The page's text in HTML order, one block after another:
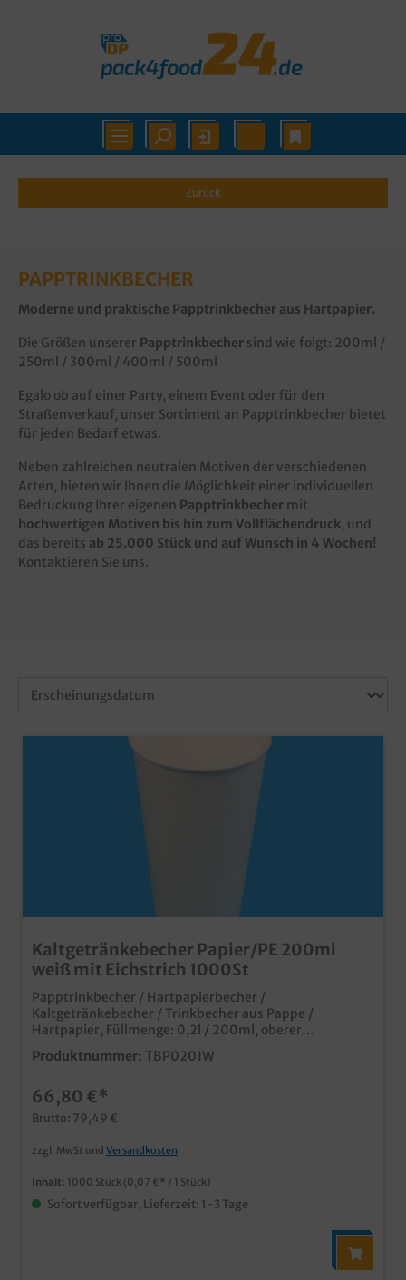
Zurück
PAPPTRINKBECHER
Moderne und praktische Papptrinkbecher aus Hartpapier.
Die Größen unserer Papptrinkbecher sind wie folgt: 200ml /
250ml / 300ml / 400ml / 500ml
Egalo ob auf einer Party, einem Event oder für den
Straßenverkauf, unser Sortiment an Papptrinkbecher bietet
für jeden Bedarf etwas.
Neben zahlreichen neutralen Motiven der verschiedenen
Arten, bieten wir Ihnen die Möglichkeit einer individuellen
Bedruckung Ihrer eigenen Papptrinkbecher mit
hochwertigen Motiven bis hin zum Vollflächendruck, und
das bereits ab 25.000 Stück und auf Wunsch in 4 Wochen!
Kontaktieren Sie uns.
Kaltgetränkebecher Papier/PE 200ml
weiß mit Eichstrich 1000St
Papptrinkbecher / Hartpapierbecher /
Kaltgetränkebecher / Trinkbecher aus Pappe /
Hartpapier, Füllmenge: 0,2l / 200ml, oberer
Durchmesser 70,3mm, 1000 Stück im Karton (20x50)
Ideal für Kaltgetränke oder Shakes Auch passende
Eichstrich/Füllstrich bedruckt natürlich mit mit
Eichstrich und SUP Logo Made in Germany ab 50.000
Stück auch individuell bedruckbar
Produktnummer: TBP0201W
66,80 €*
Brutto: 79,49 €
zzgl. MwSt und Versandkosten
Inhalt: 1000 Stück (0,07 €* / 1 Stück)
Sofort verfügbar, Lieferzeit: 1-3 Tage